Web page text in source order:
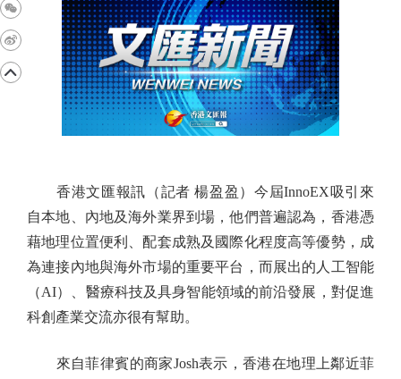
香港文匯報訊（記者 楊盈盈）今屆InnoEX吸引來
自本地、內地及海外業界到場，他們普遍認為，香港憑
藉地理位置便利、配套成熟及國際化程度高等優勢，成
為連接內地與海外市場的重要平台，而展出的人工智能
（AI）、醫療科技及具身智能領域的前沿發展，對促進
科創產業交流亦很有幫助。
來自菲律賓的商家Josh表示，香港在地理上鄰近菲